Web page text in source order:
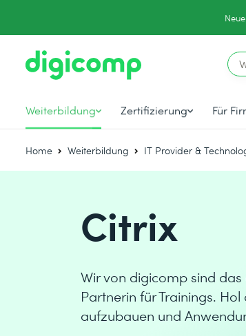
Weiterbildung Zertifizierung Für
Home Weiterbildung IT Provider &
Citrix
Wir von digicomp sind
Partnerin für Trainings.
aufzubauen und